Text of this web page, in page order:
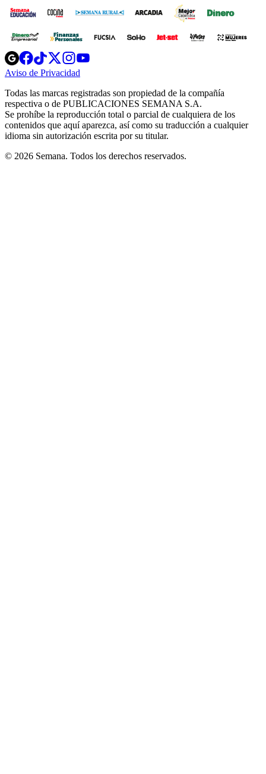
Opens
in
new
Opens
in
new
Opens
in
new
window
Opens
new
windowwindow
Aviso de Privacidad
new
window
Todas las marcas registradas son propiedad de la compañía
respectiva o de PUBLICACIONES SEMANA S.A.
Se prohíbe la reproducción total o parcial de cualquiera de los
contenidos que aquí aparezca, así como su traducción a cualquier
idioma sin autorización escrita por su titular.
© 2026 Semana. Todos los derechos reservados.